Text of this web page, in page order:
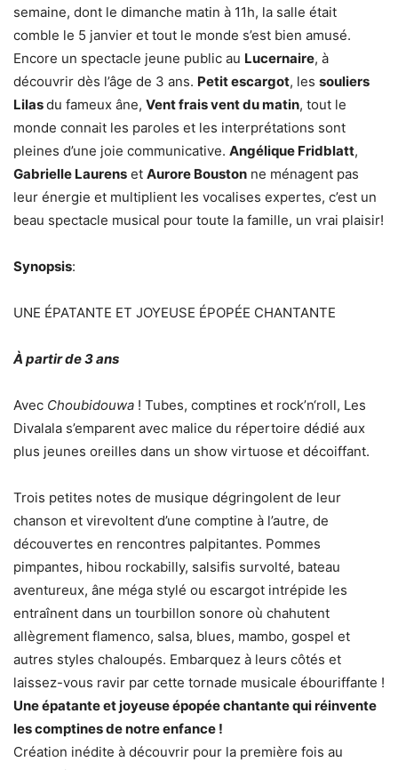
semaine, dont le dimanche matin à 11h, la salle était
comble le 5 janvier et tout le monde s’est bien amusé.
Encore un spectacle jeune public au Lucernaire, à
découvrir dès l’âge de 3 ans. Petit escargot, les souliers
Lilasdu fameux âne, Vent frais vent du matin, tout le
monde connait les paroles et les interprétations sont
pleines d’une joie communicative. Angélique Fridblatt,
Gabrielle Laurens et Aurore Bouston ne ménagent pas
leur énergie et multiplient les vocalises expertes, c’est un
beau spectacle musical pour toute la famille, un vrai plaisir!
Synopsis:
UNE ÉPATANTE ET JOYEUSE ÉPOPÉE CHANTANTE
À partir de 3 ans
Avec Choubidouwa ! Tubes, comptines et rock’n‘roll, Les
Divalala s’emparent avec malice du répertoire dédié aux
plus jeunes oreilles dans un show virtuose et décoiffant.
Trois petites notes de musique dégringolent de leur
chanson et virevoltent d’une comptine à l’autre, de
découvertes en rencontres palpitantes. Pommes
pimpantes, hibou rockabilly, salsifis survolté, bateau
aventureux, âne méga stylé ou escargot intrépide les
entraînent dans un tourbillon sonore où chahutent
allègrement flamenco, salsa, blues, mambo, gospel et
autres styles chaloupés. Embarquez à leurs côtés et
laissez-vous ravir par cette tornade musicale ébouriffante !
Une épatante et joyeuse épopée chantante qui réinvente
les comptines de notre enfance !
Création inédite à découvrir pour la première fois au